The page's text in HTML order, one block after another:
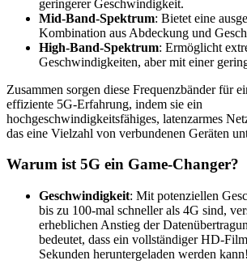
geringerer Geschwindigkeit.
Mid-Band-Spektrum: Bietet eine
Kombination aus Abdeckung und
High-Band-Spektrum: Ermöglicht
Geschwindigkeiten, aber mit einer
Zusammen sorgen diese Frequenzbänder für
effiziente 5G-Erfahrung, indem sie ein
hochgeschwindigkeitsfähiges, latenzarmes
das eine Vielzahl von verbundenen Geräten
Warum ist 5G ein Game-Changer?
Geschwindigkeit: Mit potenziellen
bis zu 100-mal schneller als 4G sind,
erheblichen Anstieg der
bedeutet, dass ein vollständiger HD-
Sekunden heruntergeladen werden kann!